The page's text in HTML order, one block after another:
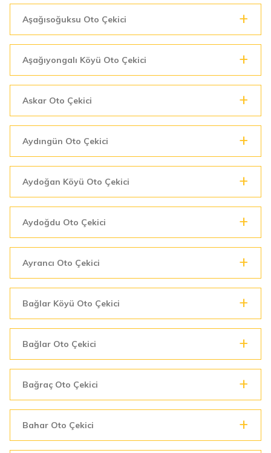
Aşağısoğuksu Oto Çekici
Aşağıyongalı Köyü Oto Çekici
Askar Oto Çekici
Aydıngün Oto Çekici
Aydoğan Köyü Oto Çekici
Aydoğdu Oto Çekici
Ayrancı Oto Çekici
Bağlar Köyü Oto Çekici
Bağlar Oto Çekici
Bağraç Oto Çekici
Bahar Oto Çekici